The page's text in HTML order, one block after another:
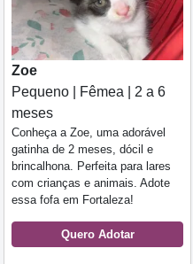
Zoe
Pequeno | Fêmea | 2 a 6
meses
Conheça a Zoe, uma adorável
gatinha de 2 meses, dócil e
brincalhona. Perfeita para lares
com crianças e animais. Adote
essa fofa em Fortaleza!
Quero Adotar